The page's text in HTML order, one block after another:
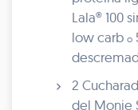
Lala® 100
low carb o
2
del Monje